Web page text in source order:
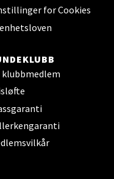
for Cookies
klubbmedlem